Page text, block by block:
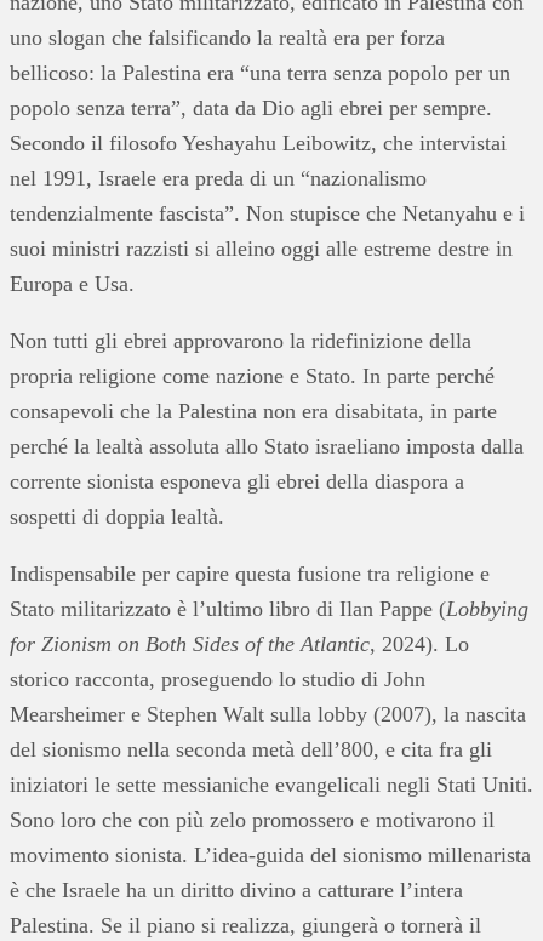
uno slogan che falsificando la realtà era per forza
bellicoso: la Palestina era “una terra senza popolo per un
popolo senza terra”, data da Dio agli ebrei per sempre.
Secondo il filosofo Yeshayahu Leibowitz, che intervistai
nel 1991, Israele era preda di un “nazionalismo
tendenzialmente fascista”. Non stupisce che Netanyahu e i
suoi ministri razzisti si alleino oggi alle estreme destre in
Europa e Usa.
Non tutti gli ebrei approvarono la ridefinizione della
propria religione come nazione e Stato. In parte perché
consapevoli che la Palestina non era disabitata, in parte
perché la lealtà assoluta allo Stato israeliano imposta dalla
corrente sionista esponeva gli ebrei della diaspora a
sospetti di doppia lealtà.
Indispensabile per capire questa fusione tra religione e
Stato militarizzato è l’ultimo libro di Ilan Pappe (Lobbying
for Zionism on Both Sides of the Atlantic, 2024). Lo
storico racconta, proseguendo lo studio di John
Mearsheimer e Stephen Walt sulla lobby (2007), la nascita
del sionismo nella seconda metà dell’800, e cita fra gli
iniziatori le sette messianiche evangelicali negli Stati Uniti.
Sono loro che con più zelo promossero e motivarono il
movimento sionista. L’idea-guida del sionismo millenarista
è che Israele ha un diritto divino a catturare l’intera
Palestina. Se il piano si realizza, giungerà o tornerà il